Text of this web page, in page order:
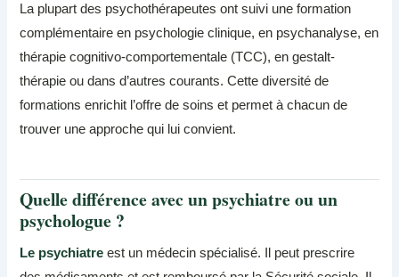
La plupart des psychothérapeutes ont suivi une formation
complémentaire en psychologie clinique, en psychanalyse, en
thérapie cognitivo-comportementale (TCC), en gestalt-
thérapie ou dans d’autres courants. Cette diversité de
formations enrichit l’offre de soins et permet à chacun de
trouver une approche qui lui convient.
Quelle différence avec un psychiatre ou un
psychologue ?
Le psychiatre est un médecin spécialisé. Il peut prescrire